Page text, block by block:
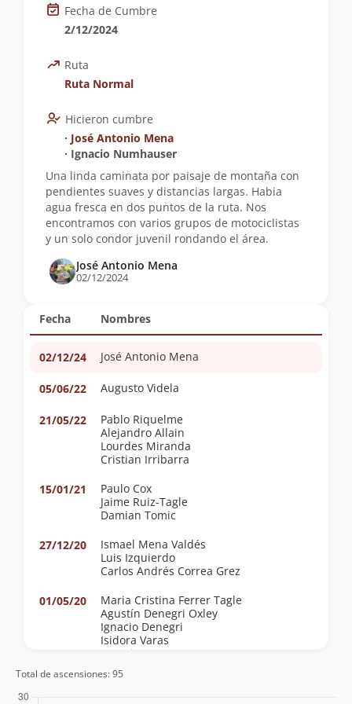
Fecha Nombres
02/12/24 José Antonio Mena
05/06/22 Augusto Videla
21/05/22
Pablo Riquelme
Alejandro Allain
Lourdes Miranda
Cristian Irribarra
15/01/21
Paulo Cox
Jaime Ruiz-Tagle
Damian Tomic
27/12/20
Ismael Mena Valdés
Luis Izquierdo
Carlos Andrés Correa Grez
01/05/20
Maria Cristina Ferrer Tagle
Agustín Denegri Oxley
Ignacio Denegri
Isidora Varas
Agustin Ferrer
Fecha de Cumbre
2/12/2024
Ruta
Ruta Normal
Hicieron cumbre
∙ José Antonio Mena
∙ Ignacio Numhauser
Una linda caminata por paisaje de montaña con
pendientes suaves y distancias largas. Habia
agua fresca en dos puntos de la ruta. Nos
encontramos con varios grupos de motociclistas
y un solo condor juvenil rondando el área.
José Antonio Mena
02/12/2024
Total de ascensiones: 95